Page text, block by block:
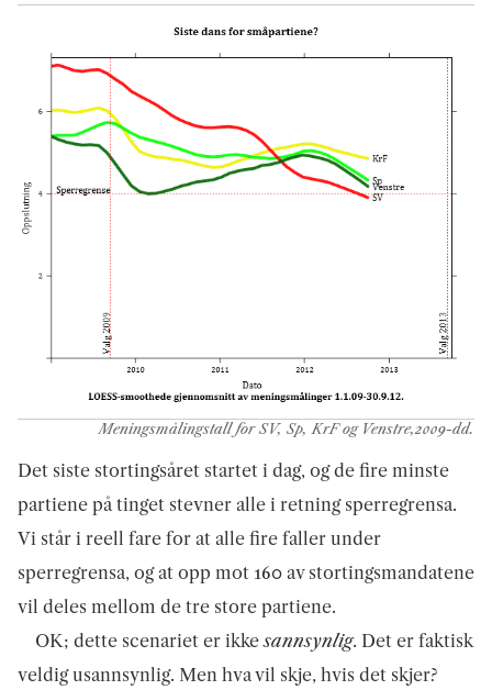
Meningsmålingstall for SV, Sp, KrF og Venstre,2009-dd.
Det siste stortingsåret startet i dag, og de fire minste
partiene på tinget stevner alle i retning sperregrensa.
Vi står i reell fare for at alle fire faller under
sperregrensa, og at opp mot 160 av stortingsmandatene
vil deles mellom de tre store partiene.
OK; dette scenariet er ikkesannsynlig. Det er faktisk
veldig usannsynlig. Men hva vil skje, hvis det skjer?